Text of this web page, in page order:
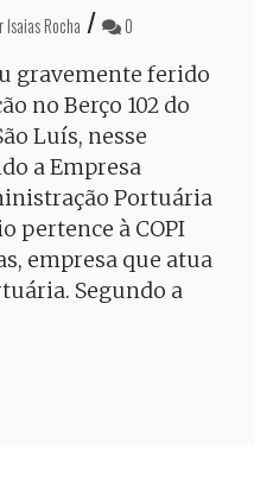
Rocha / 0
gravemente ferido
no Berço 102 do
Luís, nesse
a Empresa
Portuária
pertence à COPI
empresa que atua
Segundo a